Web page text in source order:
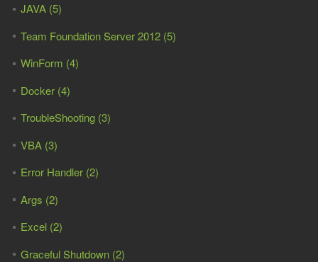
JAVA (5)
Team Foundation Server 2012 (5)
WinForm (4)
Docker (4)
TroubleShooting (3)
VBA (3)
Error Handler (2)
Args (2)
Excel (2)
Graceful Shutdown (2)